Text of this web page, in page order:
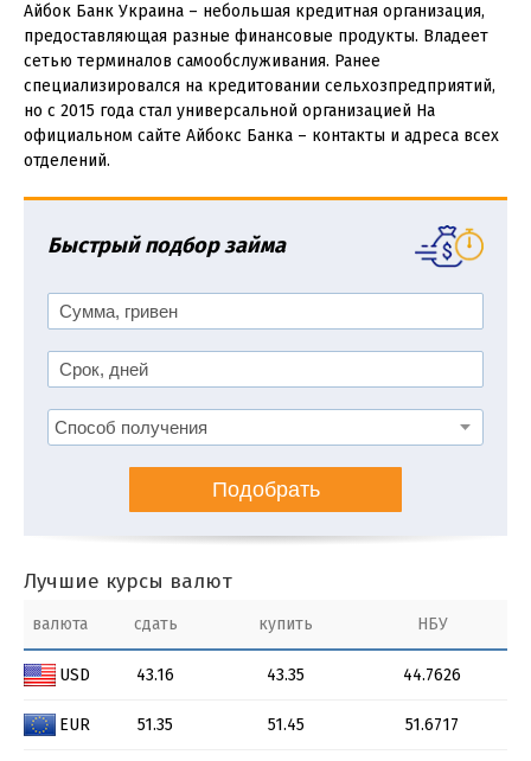
Айбок Банк Украина – небольшая кредитная организация,
предоставляющая разные финансовые продукты. Владеет
сетью терминалов самообслуживания. Ранее
специализировался на кредитовании сельхозпредприятий,
но с 2015 года стал универсальной организацией На
официальном сайте Айбокс Банка – контакты и адреса всех
отделений.
Быстрый подбор займа
Подобрать
Лучшие курсы валют
валюта сдать купить НБУ
USD 43.16 43.35 44.7626
EUR 51.35 51.45 51.6717